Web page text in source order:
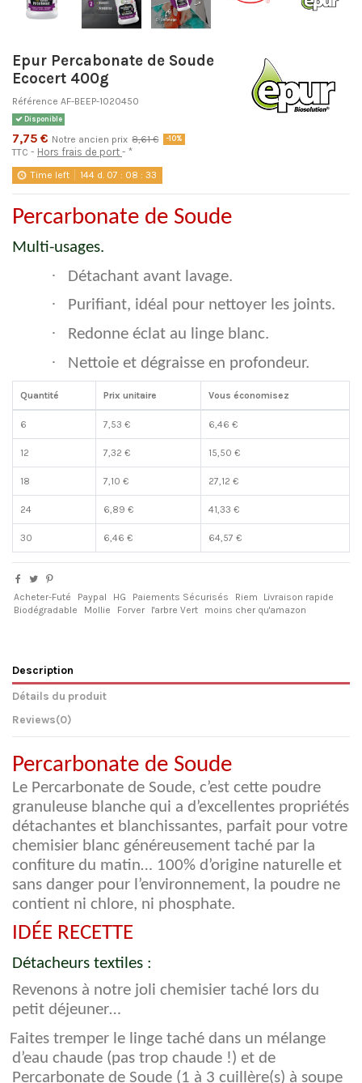
Epur Percabonate de Soude
Ecocert 400g
Référence AF-BEEP-1020450
Disponible
7,75 € Notre ancien prix 8,61 € -10%
TTC Hors frais de port *
Time left 144 d. 07 : 08 :33
Percarbonate de Soude
Multi-usages.
· Détachant avant lavage.
· Purifiant, idéal pour nettoyer les joints.
· Redonne éclat au linge blanc.
· Nettoie et dégraisse en profondeur.
Quantité Prix unitaire Vous économisez
6 7,53 € 6,46 €
12 7,32 € 15,50 €
18 7,10 € 27,12 €
24 6,89 € 41,33 €
30 6,46 € 64,57 €
Acheter-Futé Paypal HG Paiements Sécurisés Riem
Livraison rapide
Biodégradable
Mollie Forver l'arbre Vert moins cher qu'amazon
Description
Détails du produit
Reviews(0)
Percarbonate de Soude
Le Percarbonate de Soude, c’est cette poudre
granuleuse blanche qui a d’excellentes propriétés
détachantes et blanchissantes, parfait pour votre
chemisier blanc généreusement taché par la
confiture du matin… 100% d’origine naturelle et
sans danger pour l’environnement, la poudre ne
contient ni chlore, ni phosphate.
IDÉE RECETTE
Détacheurs textiles :
Revenons à notre joli chemisier taché lors du
petit déjeuner…
Faites tremper le linge taché dans un mélange
d’eau chaude (pas trop chaude !) et de
Percarbonate de Soude (1 à 3 cuillère(s) à soupe